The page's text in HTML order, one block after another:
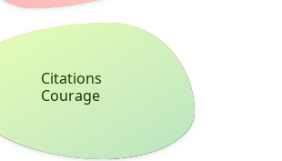
Citations
Courage